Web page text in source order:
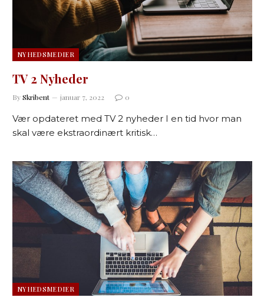
NYHEDSMEDIER
TV 2 Nyheder
BySkribent januar 7, 2022 0
Vær opdateret med TV 2 nyheder I en tid hvor man
skal være ekstraordinært kritisk…
NYHEDSMEDIER